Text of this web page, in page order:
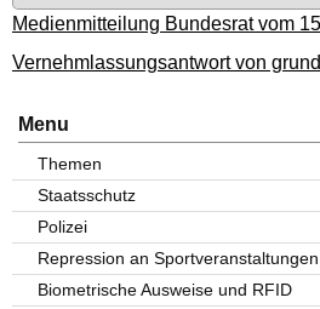
Medienmitteilung Bundesrat vom
Vernehmlassungsantwort von
Menu
Themen
Staatsschutz
Polizei
Repression an Sportveranstaltungen
Biometrische Ausweise und RFID